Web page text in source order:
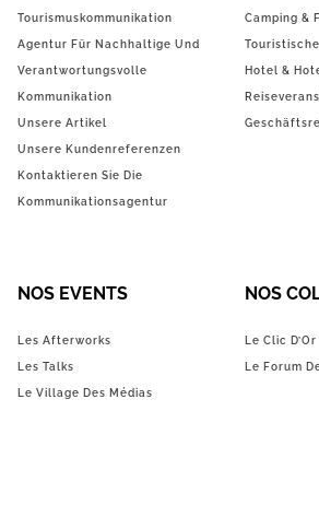
Tourismuskommunikation
Agentur Für Nachhaltige Und
Verantwortungsvolle
Kommunikation
Unsere Artikel
Unsere Kundenreferenzen
Kontaktieren Sie Die
Kommunikationsagentur
Camping &
Hotel &
NOS EVENTS
Les Afterworks
Les Talks
Le Village Des Médias
NOS
Le Clic D’Or
Le Forum